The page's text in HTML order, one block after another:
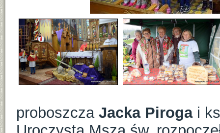
proboszczaJacka Pirogai